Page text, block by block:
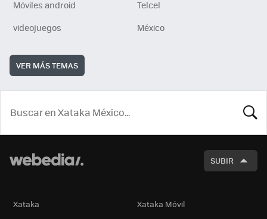
Móviles android
Telcel
videojuegos
México
VER MÁS TEMAS
SUBIR
Xataka
Xataka Móvil